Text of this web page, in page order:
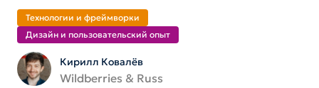
Технологии и фреймворки
Дизайн и пользователь­ский опыт
Кирилл Ковалёв
Wildberries & Russ